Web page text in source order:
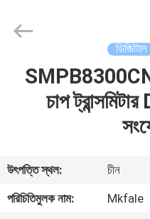
বাড়ি
আমাদের
সম্পর্কে
Export
Reserved.
ডিজিটাল
চাপ
উৎপত্তি স্থল:
চীন
পরিচিতিমুলক নাম:
Mkfale